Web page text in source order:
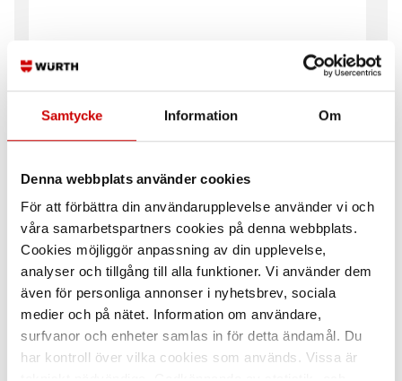
Samtycke Information Om
Denna webbplats använder cookies
För att förbättra din användarupplevelse använder vi och
våra samarbetspartners cookies på denna webbplats.
Cookies möjliggör anpassning av din upplevelse,
analyser och tillgång till alla funktioner. Vi använder dem
även för personliga annonser i nyhetsbrev, sociala
medier och på nätet. Information om användare,
surfvanor och enheter samlas in för detta ändamål. Du
har kontroll över vilka cookies som används. Vissa är
Rockymössa 2020
Ribbstickad
Reflexmössa